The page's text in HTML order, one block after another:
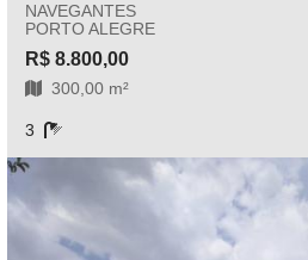
NAVEGANTES
PORTO ALEGRE
R$ 8.800,00
300,00 m²
3